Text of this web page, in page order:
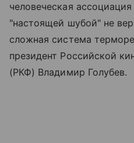
человеческая
"настоящей шубой" не
сложная система
президент Российской
(РКФ) Владимир Голубев.